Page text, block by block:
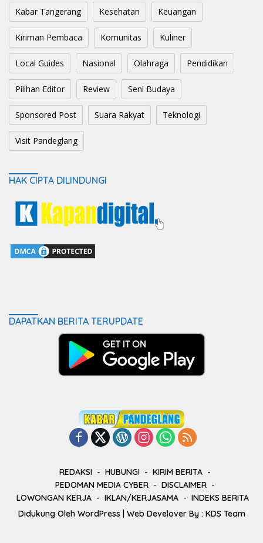
Kabar Tangerang Kesehatan Keuangan
Kiriman Pembaca Komunitas Kuliner
Local Guides Nasional Olahraga Pendidikan
Pilihan Editor Review Seni Budaya
Sponsored Post Suara Rakyat Teknologi
Visit Pandeglang
HAK CIPTA DILINDUNGI
DAPATKAN BERITA TERUPDATE
REDAKSI HUBUNGI
KIRIM BERITA
PEDOMAN MEDIA CYBER
DISCLAIMER
LOWONGAN KERJA
IKLAN/KERJASAMA
INDEKS BERITA
Didukung Oleh WordPress | Web Develover By : KDS Team